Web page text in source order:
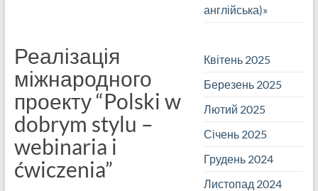
Реалізація
міжнародного
проекту “Polski w
dobrym stylu –
webinaria i
ćwiczenia”
англійська)»
Квітень 2025
Березень 2025
Лютий 2025
Січень 2025
Грудень 2024
Листопад 2024